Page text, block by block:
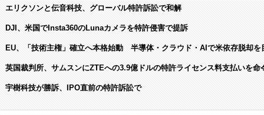
エリクソンと伝音科技、グローバル特許訴訟で和解
DJI、米国でInsta360のLunaカメラを特許侵害で提訴
EU、「技術主権」確立へ本格始動 半導体・クラウド・AIで米依存脱却を
英国裁判所、サムスンにZTEへの3.9億ドルの特許ライセンス料支払いを命
宇樹科技が勝訴、IPO直前の特許訴訟で